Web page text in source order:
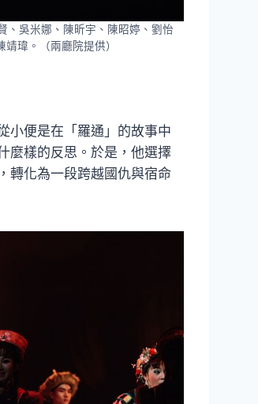
、吳米娜、陳昕宇、陳昭婷、劉怡
瑋。（兩廳院提供）
小便是在「羅通」的故事中
麼樣的反思。於是，他選擇
轉化為一段跨越國仇與宿命